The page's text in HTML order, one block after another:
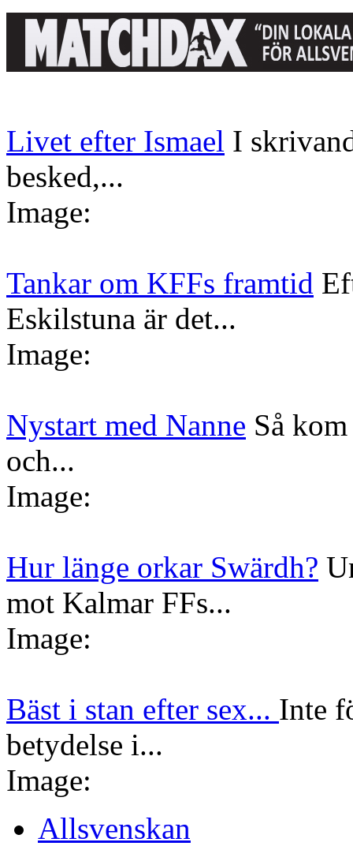
Livet efter Ismael I
besked,...
Image:
Tankar om KFFs framtid
Eskilstuna är det...
Image:
Nystart med Nanne Så
och...
Image:
Hur länge orkar Swärdh?
mot Kalmar FFs...
Image:
Bäst i stan efter sex... Inte
betydelse i...
Image:
Allsvenskan